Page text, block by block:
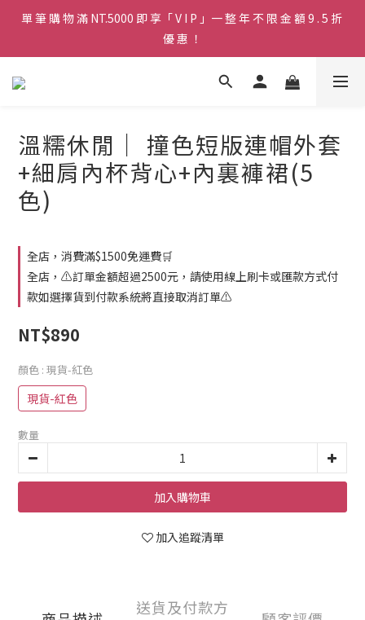
♡ 官 網 訂 單 滿 NT.1500 即 享 免 運 費 🚚💨 ♡
單 筆 購 物 滿 NT.5000 即 享「 V I P 」一 整 年 不 限 金 額 9 . 5 折
優 惠 ！
♡ 官 網 訂 單 滿 NT.1500 即 享 免 運 費 🚚💨 ♡
溫糯休閒｜ 撞色短版連帽外套
+細肩內杯背心+內裏褲裙(5
色)
全店，消費滿$1500免運費🛒
全店，⚠️訂單金額超過2500元，請使用線上刷卡或匯款方式付
款如選擇貨到付款系統將直接取消訂單⚠️
NT$890
顏色 : 現貨-紅色
現貨-紅色
數量
加入購物車
加入追蹤清單
送貨及付款方